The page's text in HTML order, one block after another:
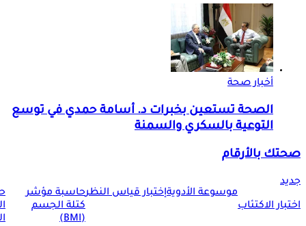
أخبار صحة
الصحة تستعين بخبرات د. أسامة حمدي في توسع
التوعية بالسكري والسمنة
صحتك بالأرقام
جديد
اختبار الاكتئاب
موسوعة الأدويةإختبار قياس النظرحاسبة مؤشر
كتلة الجسم
(BMI)